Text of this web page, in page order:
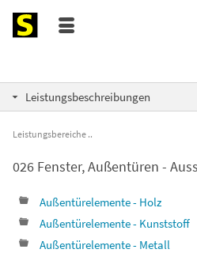
Leistungsbeschreibungen
Leistungsbereiche
026 Fenster, Außentüren -
Außentürelemente - Holz
Außentürelemente - Kunststoff
Außentürelemente - Metall